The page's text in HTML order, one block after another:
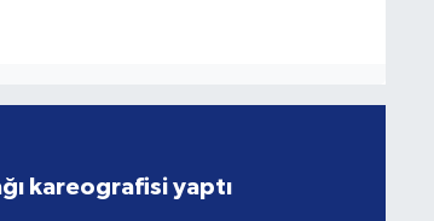
kareografisi yaptı